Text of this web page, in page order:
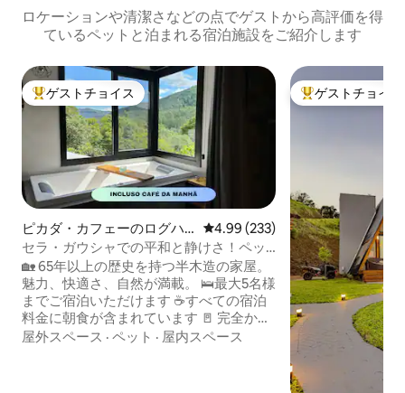
ロケーションや清潔さなどの点でゲストから高評価を得
ているペットと泊まれる宿泊施設をご紹介します
大好評のゲストチョイスです。
ゲストチョイス
ピカダ・カフェーのログハ
ウス
レビュー233件、5つ星中4.99つ
4.99 (233)
セラ・ガウシャでの平和と静けさ！ペッ
トOK
🏡 65年以上の歴史を持つ半木造の家屋。
魅力、快適さ、自然が満載。 🛌最大5名様
までご宿泊いただけます ☕️すべての宿泊
料金に朝食が含まれています 🚪 完全かつ
独占的な使用 — 共有ではありません！ 🔥
屋外スペース · ペット · 屋内スペース
大好評のゲスト
ゲストチョイス